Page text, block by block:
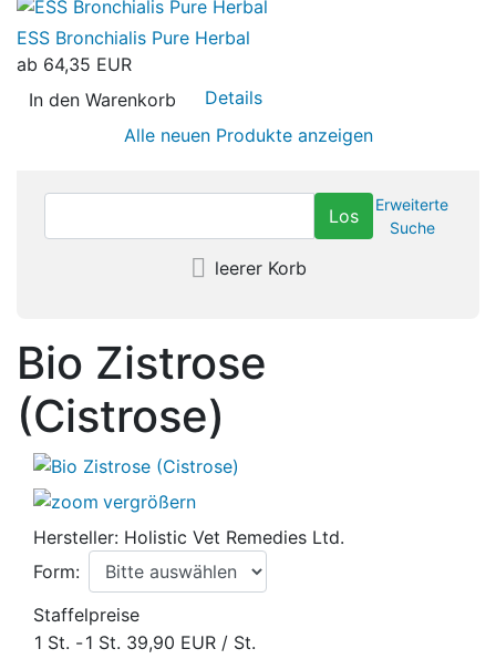
ESS Bronchialis Pure Herbal
ab 64,35 EUR
In den Warenkorb
Details
Alle neuen Produkte anzeigen
Erweiterte
Suche
leerer Korb
Bio Zistrose
(Cistrose)
vergrößern
Hersteller: Holistic Vet Remedies Ltd.
Form:
Staffelpreise
1 St. -1 St. 39,90 EUR / St.